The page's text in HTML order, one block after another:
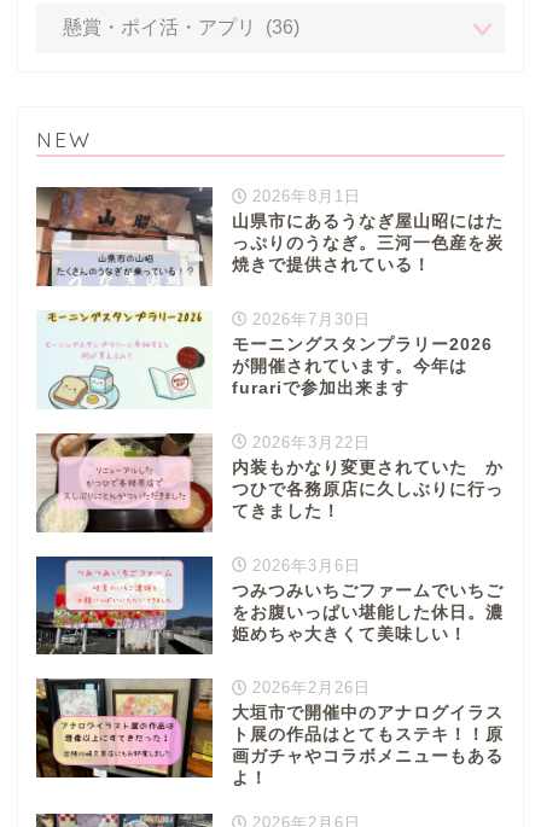
NEW
2026年8月1日
山県市にあるうなぎ屋山昭にはた
っぷりのうなぎ。三河一色産を炭
焼きで提供されている！
2026年7月30日
モーニングスタンプラリー2026
が開催されています。今年は
furariで参加出来ます
2026年3月22日
内装もかなり変更されていた か
つひで各務原店に久しぶりに行っ
てきました！
2026年3月6日
つみつみいちごファームでいちご
をお腹いっぱい堪能した休日。濃
姫めちゃ大きくて美味しい！
2026年2月26日
大垣市で開催中のアナログイラス
ト展の作品はとてもステキ！！原
画ガチャやコラボメニューもある
よ！
2026年2月6日